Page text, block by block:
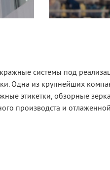
системы под
Одна из крупнейших
этикетки, обзорные
производста и